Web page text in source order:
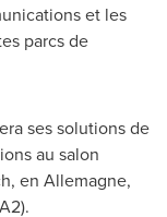
et les
parcs de
ses solutions de
au salon
, en Allemagne,